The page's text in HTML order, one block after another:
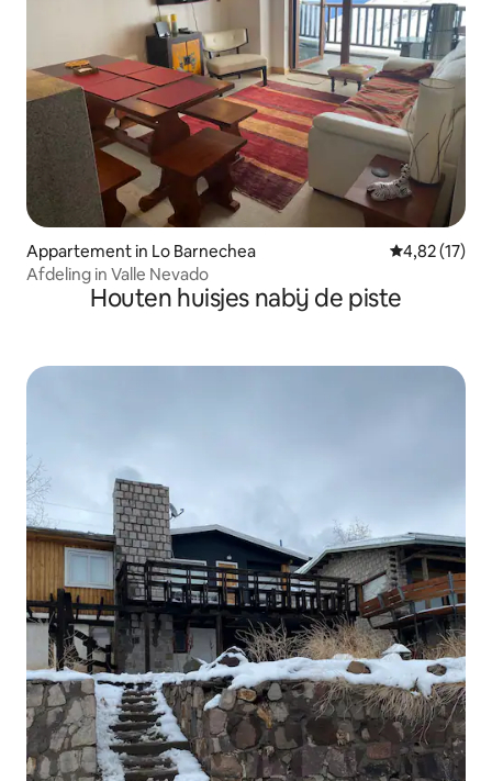
Appartement in Lo Barnechea Gemiddelde
4,82 (17)
Afdeling in Valle Nevado
Houten huisjes nabij de piste